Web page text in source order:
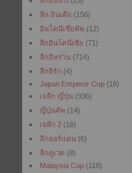
ลีก อินเดีย (156)
อินโดนีเซียคัพ (12)
ลีกอินโดนีเซีย (71)
ลีกอิหร่าน(714)
ลีกอิรัก (4)
Japan Emperor Cup(18)
เจลีก ญี่ปุ่น(936)
ญี่ปุ่นคัพ (14)
เจลีก 2(18)
ลีกจอร์แดน(6)
ลีกคูเวต (8)
Malaysia Cup(118)